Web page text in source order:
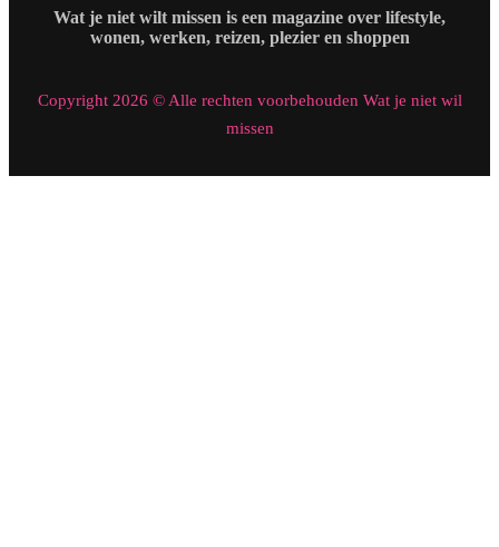
Wat je niet wilt missen is een magazine over lifestyle,
wonen, werken, reizen, plezier en shoppen
Copyright 2026 © Alle rechten voorbehouden Wat je niet wil
missen